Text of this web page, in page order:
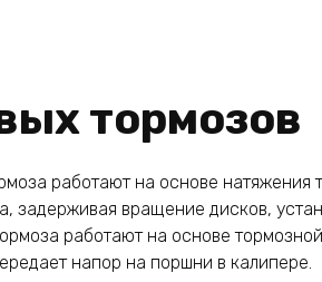
тормозов
работают на основе натяжения
задерживая вращение дисков,
работают на основе
напор на поршни в калипере.